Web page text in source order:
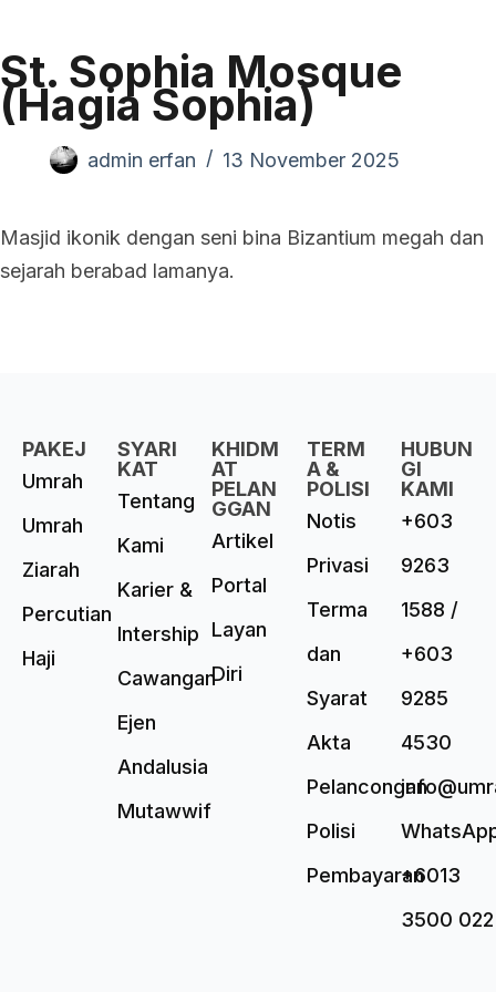
St. Sophia Mosque
(Hagia Sophia)
admin erfan 13 November 2025
Masjid ikonik dengan seni bina Bizantium megah dan
sejarah berabad lamanya.
PAKEJ
Umrah
Umrah
Ziarah
Percutian
Haji
SYARI
KAT
Tentang
Kami
Karier &
Intership
Cawangan
Ejen
Andalusia
Mutawwif
KHIDM
AT
PELAN
GGAN
Artikel
Portal
Layan
Diri
TERM
A &
POLISI
Notis
Privasi
Terma
dan
Syarat
Akta
Pelancongan
Polisi
Pembayaran
HUBUN
GI
KAMI
+603
9263
1588 /
+603
9285
4530
+6013
3500 022